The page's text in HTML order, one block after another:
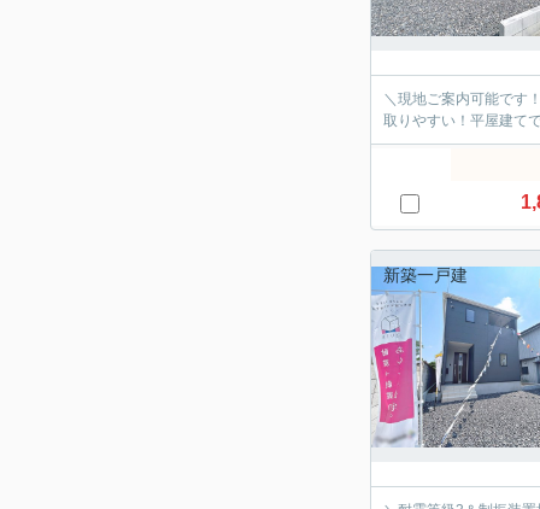
＼現地ご案内可能です
取りやすい！平屋建て
新築一戸建